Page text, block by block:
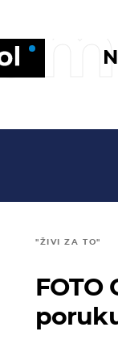
"ŽIVI ZA TO"
FOTO